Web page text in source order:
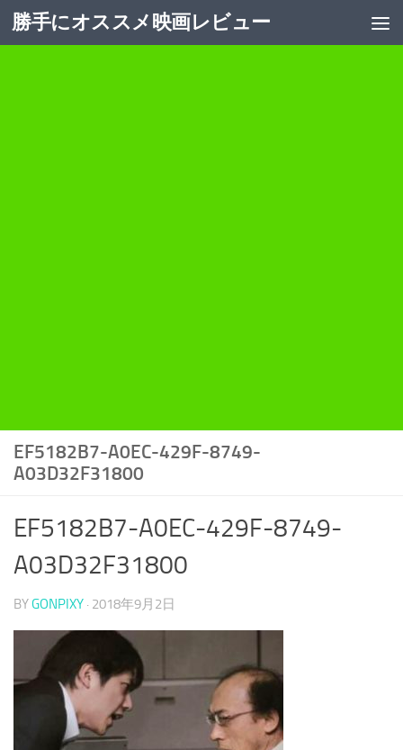
コンテンツへスキップ
勝手にオススメ映画レビュー
EF5182B7-A0EC-429F-8749-
A03D32F31800
EF5182B7-A0EC-429F-8749-
A03D32F31800
BYGONPIXY · 2018年9月2日